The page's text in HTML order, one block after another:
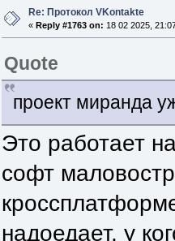
Re: Протокол VKontakte
« Reply #1763 on: 18 02 2025,
Quote
проект миранда
Это работает
софт
надоедает, у